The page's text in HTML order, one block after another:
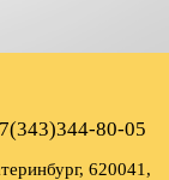
80-05
620041,